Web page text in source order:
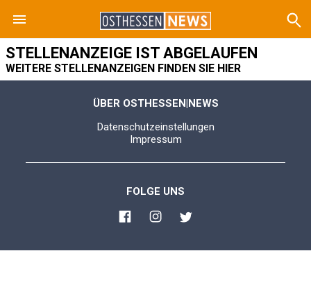
STELLENANZEIGE IST ABGELAUFEN
WEITERE STELLENANZEIGEN FINDEN SIE HIER
ÜBER OSTHESSEN|NEWS
Datenschutzeinstellungen
Impressum
FOLGE UNS